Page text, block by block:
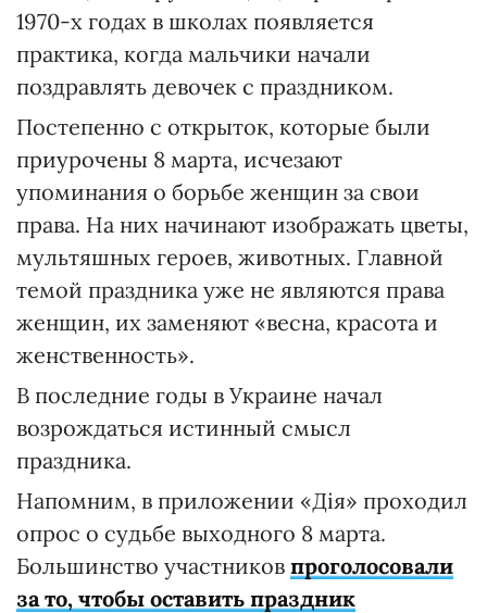
1970-х годах в школах появляется
практика, когда мальчики начали
поздравлять девочек с праздником.
Постепенно с открыток, которые были
приурочены 8 марта, исчезают
упоминания о борьбе женщин за свои
права. На них начинают изображать цветы,
мультяшных героев, животных. Главной
темой праздника уже не являются права
женщин, их заменяют «весна, красота и
женственность».
В последние годы в Украине начал
возрождаться истинный смысл
праздника.
Напомним, в приложении «Дія» проходил
опрос о судьбе выходного 8 марта.
Большинство участников проголосовали
за то, чтобы оставить праздник